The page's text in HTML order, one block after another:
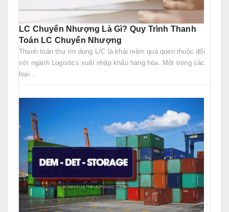
LC Chuyển Nhượng Là Gì? Quy Trình Thanh
Toán LC Chuyển Nhượng
Thanh toán thư tín dụng L/C là khái niệm quá quen thuộc đối
với ngành Logistics xuất nhập khẩu hàng hóa. Một trong các
loại...